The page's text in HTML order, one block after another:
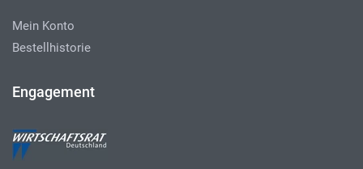
Mein Konto
Bestellhistorie
Engagement